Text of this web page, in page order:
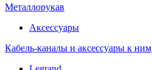
Металлорукав
Аксессуары
Кабель-каналы и аксессуары к ним